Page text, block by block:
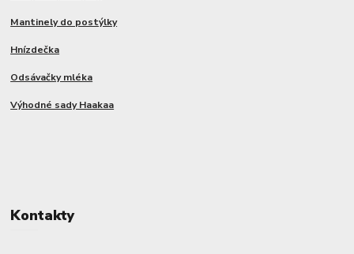
Mantinely do postýlky
Hnízdečka
Odsávačky mléka
Výhodné sady Haakaa
Kontakty